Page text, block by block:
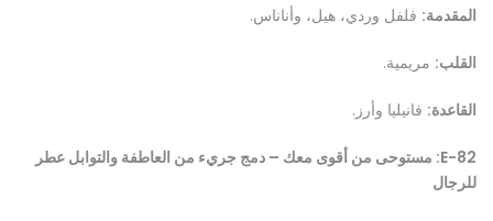
المقدمة: فلفل وردي، هيل، وأناناس.
القلب: مريمية.
القاعدة: فانيليا وأرز.
E-82: مستوحى من أقوى معك – دمج جريء من العاطفة والتوابل عطر
للرجال